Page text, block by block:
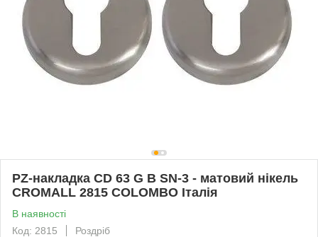
PZ-накладка CD 63 G B SN-3 - матовий нікель
CROMALL 2815 COLOMBO Італія
В наявності
Код: 2815
Роздріб